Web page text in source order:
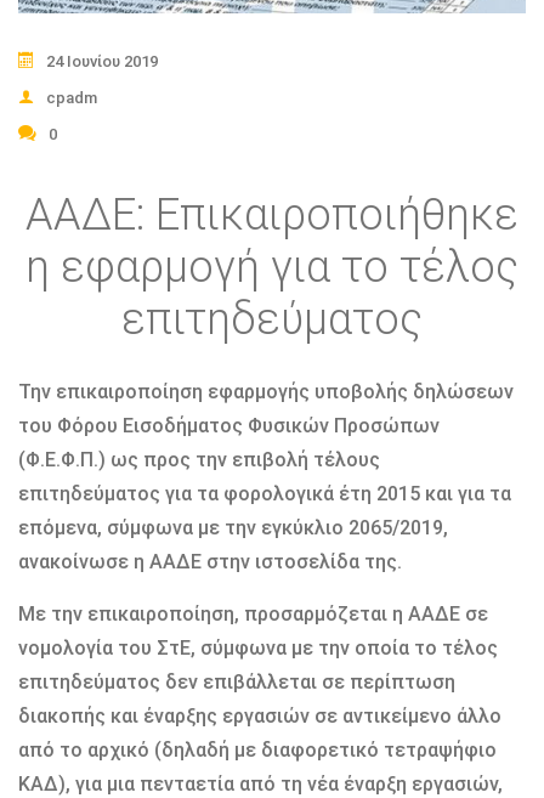
24 Ιουνίου 2019
cpadm
0
ΑΑΔΕ: Επικαιροποιήθηκε
η εφαρμογή για το τέλος
επιτηδεύματος
Την επικαιροποίηση εφαρμογής υποβολής δηλώσεων
του Φόρου Εισοδήματος Φυσικών Προσώπων
(Φ.Ε.Φ.Π.) ως προς την επιβολή τέλους
επιτηδεύματος για τα φορολογικά έτη 2015 και για τα
επόμενα, σύμφωνα με την εγκύκλιο 2065/2019,
ανακοίνωσε η ΑΑΔΕ στην ιστοσελίδα της.
Με την επικαιροποίηση, προσαρμόζεται η ΑΑΔΕ σε
νομολογία του ΣτΕ, σύμφωνα με την οποία το τέλος
επιτηδεύματος δεν επιβάλλεται σε περίπτωση
διακοπής και έναρξης εργασιών σε αντικείμενο άλλο
από το αρχικό (δηλαδή με διαφορετικό τετραψήφιο
ΚΑΔ), για μια πενταετία από τη νέα έναρξη εργασιών,